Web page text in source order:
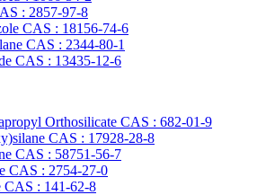
: 2857-97-8
CAS : 18156-74-6
CAS : 2344-80-1
CAS : 13435-12-6
Orthosilicate CAS : 682-01-9
CAS : 17928-28-8
CAS : 58751-56-7
CAS : 2754-27-0
CAS : 141-62-8